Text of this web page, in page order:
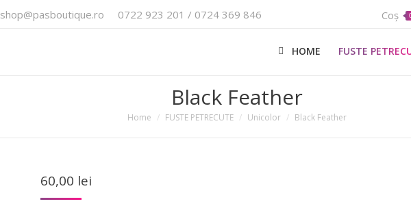
shop@pasboutique.ro 0722 923 201 / 0724 369 846 Coș
HOME FUSTE
Black Feather
Home FUSTE PETRECUTE Unicolor Black Feather
60,00 lei